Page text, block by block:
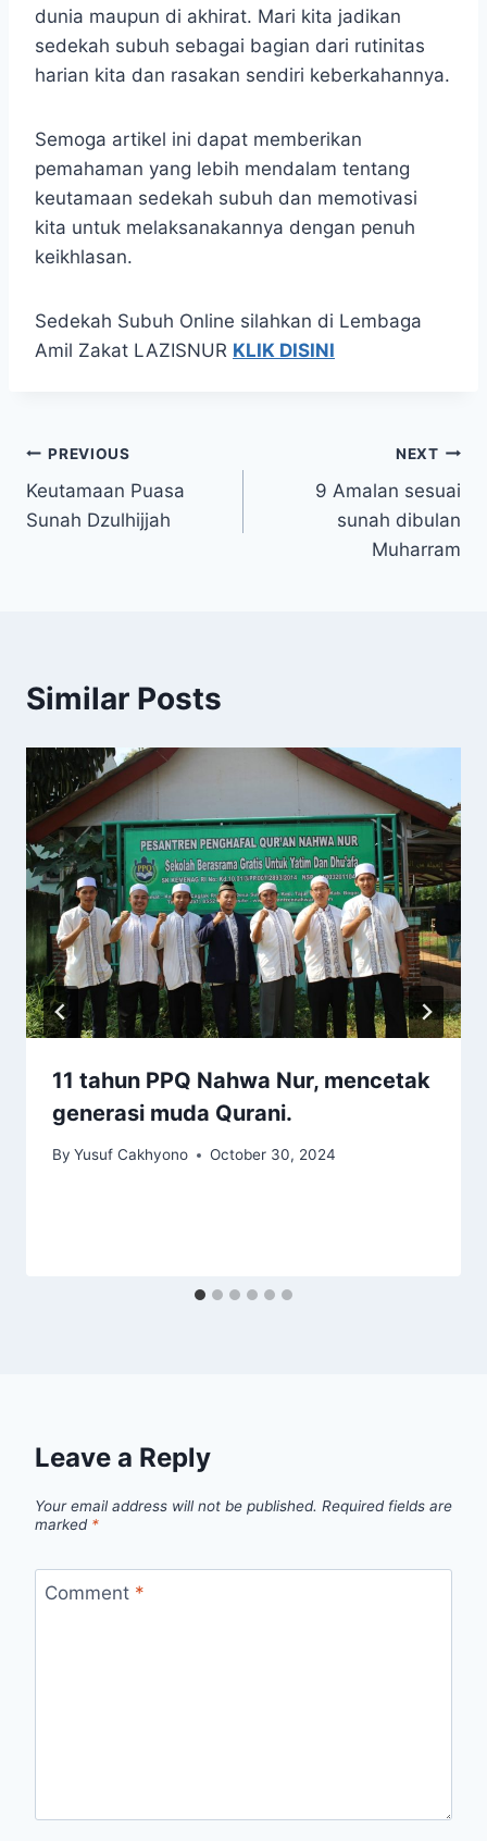
dunia maupun di akhirat. Mari kita jadikan
sedekah subuh sebagai bagian dari rutinitas
harian kita dan rasakan sendiri keberkahannya.
Semoga artikel ini dapat memberikan
pemahaman yang lebih mendalam tentang
keutamaan sedekah subuh dan memotivasi
kita untuk melaksanakannya dengan penuh
keikhlasan.
Sedekah Subuh Online silahkan di Lembaga
Amil Zakat LAZISNUR KLIK DISINI
Post
navigation
PREVIOUS
Keutamaan Puasa
Sunah Dzulhijjah
NEXT
9 Amalan sesuai
sunah dibulan
Muharram
Similar Posts
11 tahun PPQ Nahwa Nur, mencetak
generasi muda Qurani.
By Yusuf Cakhyono October 30, 2024
Leave a Reply
Your email address will not be published. Required fields are
marked *
Comment *